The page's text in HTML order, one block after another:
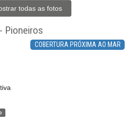
todas as fotos
- Pioneiros
COBERTURA PRÓXIMA AO MAR